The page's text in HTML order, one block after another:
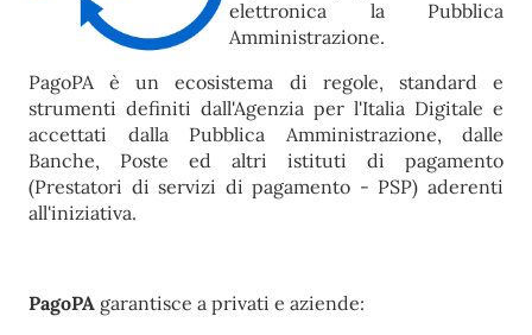
elettronica la Pubblica
Amministrazione.
PagoPA è un ecosistema di regole, standard e
strumenti definiti dall'Agenzia per l'Italia Digitale e
accettati dalla Pubblica Amministrazione, dalle
Banche, Poste ed altri istituti di pagamento
(Prestatori di servizi di pagamento - PSP) aderenti
all'iniziativa.
PagoPA garantisce a privati e aziende: